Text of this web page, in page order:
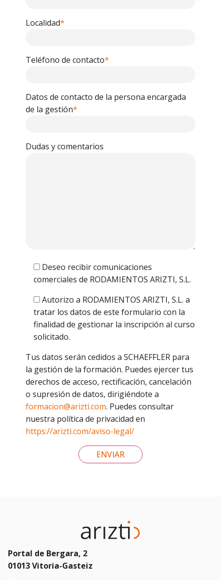
Localidad*
Teléfono de contacto*
Datos de contacto de la persona encargada
de la gestión*
Dudas y comentarios
Deseo recibir comunicaciones
comerciales de RODAMIENTOS ARIZTI, S.L.
Autorizo a RODAMIENTOS ARIZTI, S.L. a
tratar los datos de este formulario con la
finalidad de gestionar la inscripción al curso
solicitado.
Tus datos serán cedidos a SCHAEFFLER para
la gestión de la formación. Puedes ejercer tus
derechos de acceso, rectificación, cancelación
o supresión de datos, dirigiéndote a
formacion@arizti.com. Puedes consultar
nuestra política de privacidad en
https://arizti.com/aviso-legal/
Portal de Bergara, 2
01013 Vitoria-Gasteiz